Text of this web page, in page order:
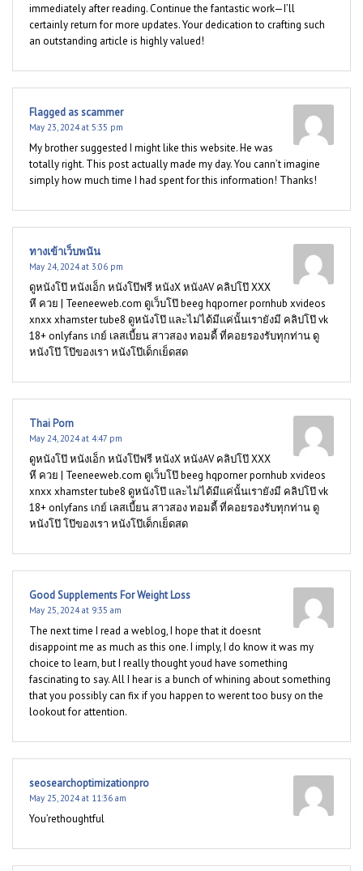
immediately after reading. Continue the fantastic work—I’ll
certainly return for more updates. Your dedication to crafting such
an outstanding article is highly valued!
Flagged as scammer
May 23, 2024 at 5:35 pm
My brother suggested I might like this website. He was
totally right. This post actually made my day. You cann’t imagine
simply how much time I had spent for this information! Thanks!
ทางเข้าเว็บพนัน
May 24, 2024 at 3:06 pm
ดูหนังโป๊ หนังเอ็ก หนังโป๊ฟรี หนังX หนังAV คลิปโป๊ XXX
หี ควย | Teeneeweb.com ดูเว็บโป๊ beeg hqporner pornhub xvideos
xnxx xhamster tube8 ดูหนังโป๊ และไม่ได้มีแค่นั้นเรายังมี คลิปโป๊ vk
18+ onlyfans เกย์ เลสเบี้ยน สาวสอง ทอมดี้ ที่คอยรองรับทุกท่าน ดู
หนังโป๊ โป๊ของเรา หนังโป๊เด็กเย็ดสด
Thai Porn
May 24, 2024 at 4:47 pm
ดูหนังโป๊ หนังเอ็ก หนังโป๊ฟรี หนังX หนังAV คลิปโป๊ XXX
หี ควย | Teeneeweb.com ดูเว็บโป๊ beeg hqporner pornhub xvideos
xnxx xhamster tube8 ดูหนังโป๊ และไม่ได้มีแค่นั้นเรายังมี คลิปโป๊ vk
18+ onlyfans เกย์ เลสเบี้ยน สาวสอง ทอมดี้ ที่คอยรองรับทุกท่าน ดู
หนังโป๊ โป๊ของเรา หนังโป๊เด็กเย็ดสด
Good Supplements For Weight Loss
May 25, 2024 at 9:35 am
The next time I read a weblog, I hope that it doesnt
disappoint me as much as this one. I imply, I do know it was my
choice to learn, but I really thought youd have something
fascinating to say. All I hear is a bunch of whining about something
that you possibly can fix if you happen to werent too busy on the
lookout for attention.
seosearchoptimizationpro
May 25, 2024 at 11:36 am
You’rethoughtful